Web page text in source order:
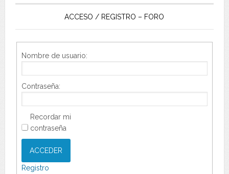
ACCESO / REGISTRO – FORO
Nombre de usuario:
Contraseña:
Recordar mi
contraseña
ACCEDER
Registro